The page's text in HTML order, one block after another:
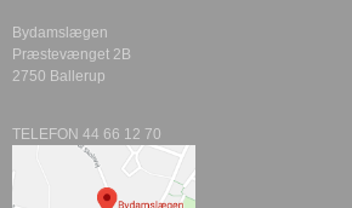
Bydamslægen
Præstevænget 2B
2750 Ballerup
TELEFON 44 66 12 70